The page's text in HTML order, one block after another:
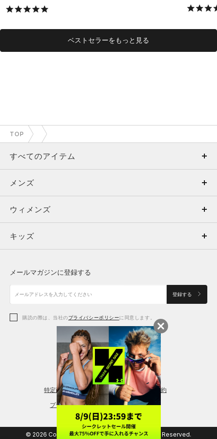
ベストセラーをもっと見る
TOP
すべてのアイテム
メンズ
ウィメンズ
キッズ
アクセサリー
メンズ
トップス
ボトムス
アクセサリー
ウィメンズ
トップス
シューズ
アクセサリー
レギンス＆タイツ
キッズ
シューズ
メールマガジンに登録する
登録する
購読の際は、当社のプライバシーポリシーに同意します。
特定商取引法に基づく通販の表記 会員規約
プライバシーポリシー
© 2026 Copyright DOME Corporation. All Rights Reserved.